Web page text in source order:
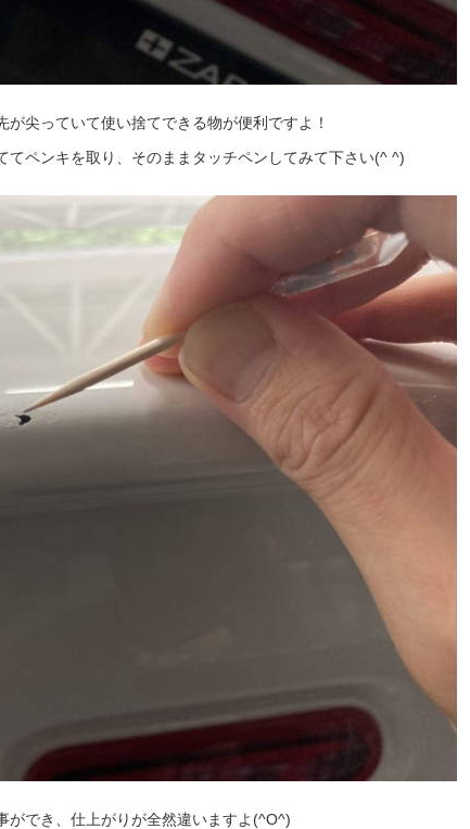
尖っていて使い捨てできる物が便利ですよ！
ペンキを取り、そのままタッチペンしてみて下さい(^ ^)
ができ、仕上がりが全然違いますよ(^O^)